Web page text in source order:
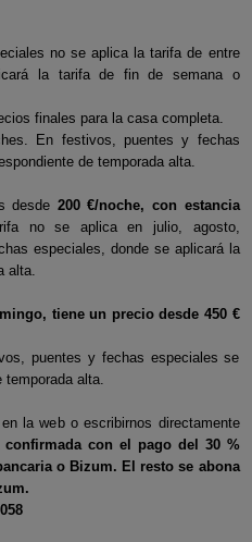
no se aplica la tarifa de entre
la tarifa de fin de semana o
finales para la casa completa.
En festivos, puentes y fechas
de temporada alta.
desde 200 €/noche, con estancia
no se aplica en julio, agosto,
especiales, donde se aplicará la
alta.
tiene un precio desde 450 €
puentes y fechas especiales se
temporada alta.
la web o escribirnos directamente
confirmada con el pago del 30 %
o Bizum. El resto se abona